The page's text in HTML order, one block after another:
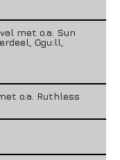
met o.a. Sun
Ggu:ll,
o.a. Ruthless